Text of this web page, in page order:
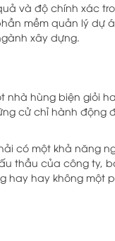
và độ chính xác
mềm quản lý dự
xây dựng.
hùng biện giỏi
cử chỉ hành động
có một khả năng
thầu của công ty,
hay hay không một